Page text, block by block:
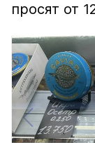
просят от